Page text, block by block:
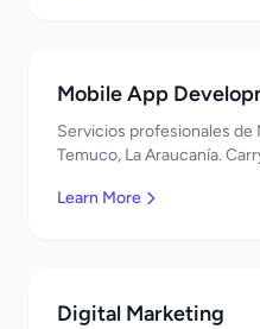
Mobile App
Servicios profesionales de
Temuco, La Araucanía.
Learn More
Digital Marketing